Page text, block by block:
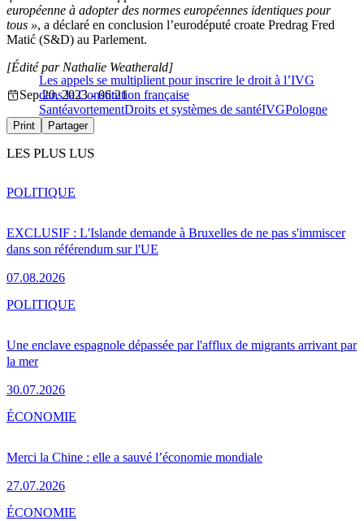
européenne à adopter des normes européennes identiques pour
tous », a déclaré en conclusion l’eurodéputé croate Predrag Fred
Matić (S&D) au Parlement.
Les appels se multiplient pour inscrire le droit à l’IVG
dans la Constitution française
[Édité par Nathalie Weatherald]
Sep 20, 2023 - 06:21
SantéavortementDroits et systèmes de santéIVGPologne
Print Partager
LES PLUS LUS
EXCLUSIF : L'Islande demande à Bruxelles de ne pas s'immiscer
dans son référendum sur l'UE
07.08.2026
POLITIQUE
Une enclave espagnole dépassée par l'afflux de migrants arrivant par
la mer
30.07.2026
POLITIQUE
Merci la Chine : elle a sauvé l’économie mondiale
27.07.2026
ÉCONOMIE
ÉCONOMIE